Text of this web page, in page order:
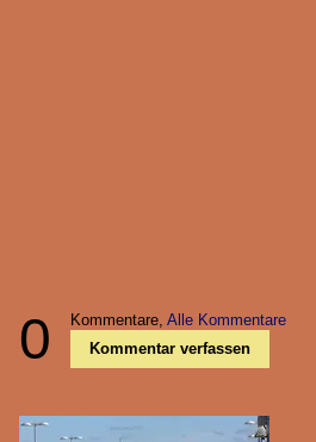
0 Kommentare, Alle Kommentare
Kommentar verfassen